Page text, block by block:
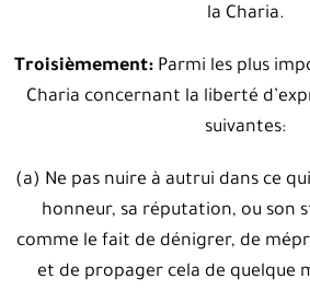
la Charia.
Troisièmement: Parmi les plus
Charia concernant la liberté
suivantes:
(a) Ne pas nuire à autrui dans ce
honneur, sa réputation, ou son
comme le fait de dénigrer, de
et de propager cela de quelque